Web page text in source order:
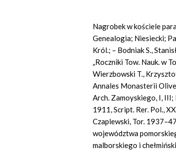
Nagrobek w kościele
Genealogia; Niesiecki;
Król.; – Bodniak S.,
„Roczniki Tow. Nauk. w
Wierzbowski T.,
Annales Monasterii
Arch. Zamoyskiego, I,
1911,Script. Rer. Pol.,
Czaplewski, Tor.
województwa
malborskiego i